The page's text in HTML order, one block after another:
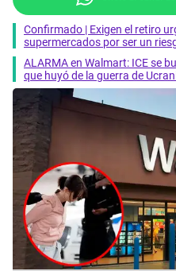
Confirmado | Exigen el retiro
supermercados por ser un
ALARMA en Walmart: ICE se
que huyó de la guerra de